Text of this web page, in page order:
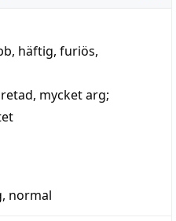
, häftig, furiös,
, mycket arg;
, normal